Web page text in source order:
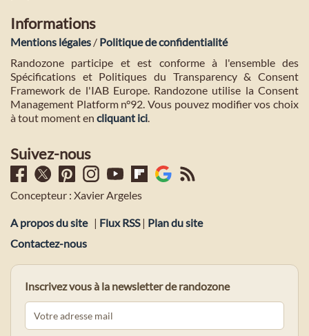
Informations
Mentions légales / Politique de confidentialité
Randozone participe et est conforme à l'ensemble des
Spécifications et Politiques du Transparency & Consent
Framework de l'IAB Europe. Randozone utilise la Consent
Management Platform n°92. Vous pouvez modifier vos choix
à tout moment en cliquant ici
Suivez-nous
Concepteur : Xavier Argeles
A propos du site | Flux RSS| Plan du site
Contactez-nous
Inscrivez vous à la newsletter de randozone